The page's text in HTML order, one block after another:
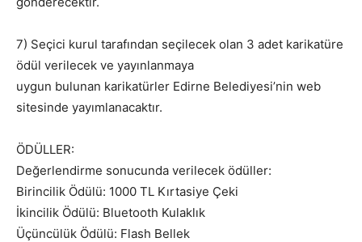
7) Seçici kurul tarafından seçilecek olan 3 adet karikatüre
ödül verilecek ve yayınlanmaya
uygun bulunan karikatürler Edirne Belediyesi’nin web
sitesinde yayımlanacaktır.
ÖDÜLLER:
Değerlendirme sonucunda verilecek ödüller:
Birincilik Ödülü: 1000 TL Kırtasiye Çeki
İkincilik Ödülü: Bluetooth Kulaklık
Üçüncülük Ödülü: Flash Bellek